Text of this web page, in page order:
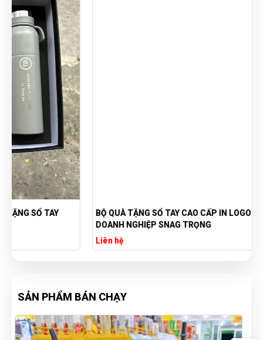
BỘ QUÀ TẶNG SỔ TAY CAO CẤP IN LOGO - QUÀ TẶNG
DOANH NGHIỆP SNAG TRỌNG
SẢN PHẨM BÁN CHẠY